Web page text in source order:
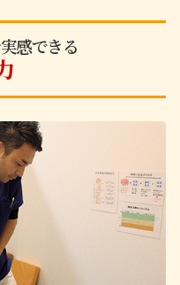
感できる